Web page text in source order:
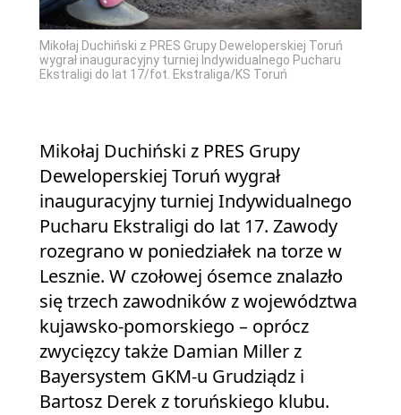
Mikołaj Duchiński z PRES Grupy Deweloperskiej Toruń
wygrał inauguracyjny turniej Indywidualnego Pucharu
Ekstraligi do lat 17/fot. Ekstraliga/KS Toruń
Mikołaj Duchiński z PRES Grupy
Deweloperskiej Toruń wygrał
inauguracyjny turniej Indywidualnego
Pucharu Ekstraligi do lat 17. Zawody
rozegrano w poniedziałek na torze w
Lesznie. W czołowej ósemce znalazło
się trzech zawodników z województwa
kujawsko-pomorskiego – oprócz
zwycięzcy także Damian Miller z
Bayersystem GKM-u Grudziądz i
Bartosz Derek z toruńskiego klubu.